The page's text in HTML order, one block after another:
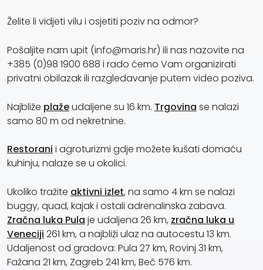
Želite li vidjeti vilu i osjetiti poziv na odmor?
Pošaljite nam upit (info@maris.hr) ili nas nazovite na
+385 (0)98 1900 688 i rado ćemo Vam organizirati
privatni obilazak ili razgledavanje putem video poziva.
Najbliže plažeudaljene su 16 km. Trgovina se nalazi
samo 80 m od nekretnine.
Restorani i agroturizmi gdje možete kušati domaću
kuhinju, nalaze se u okolici.
Ukoliko tražite aktivni izlet, na samo 4 km se nalazi
buggy, quad, kajak i ostali adrenalinska zabava.
Zračna luka Pula je udaljena 26 km, zračna luka u
Veneciji 261 km, a najbliži ulaz na autocestu 13 km.
Udaljenost od gradova: Pula 27 km, Rovinj 31 km,
Fažana 21 km, Zagreb 241 km, Beč 576 km.